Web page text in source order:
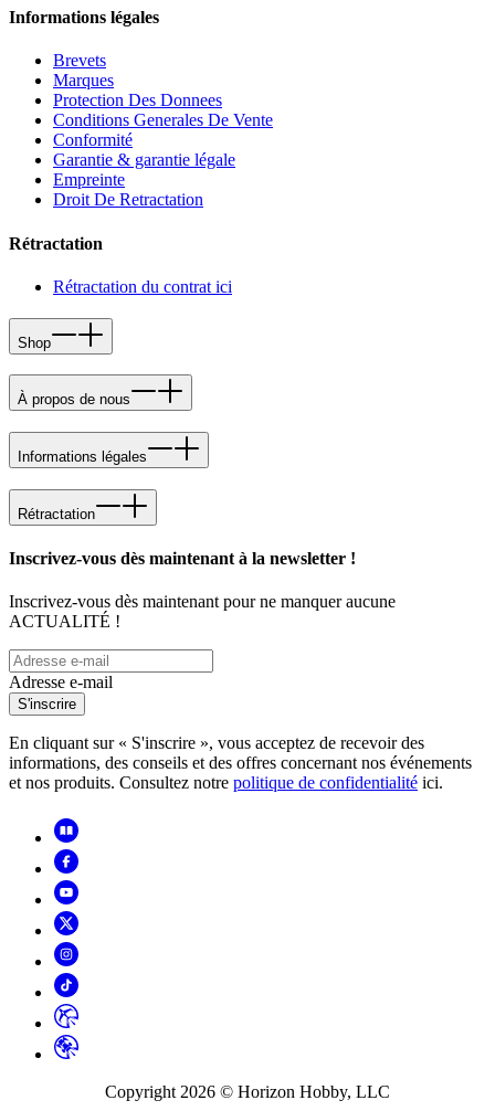
Informations légales
Brevets
Marques
Protection Des Donnees
Conditions Generales De Vente
Conformité
Garantie & garantie légale
Empreinte
Droit De Retractation
Rétractation
Rétractation du contrat ici
Shop
À propos de nous
Informations légales
Rétractation
Inscrivez-vous dès maintenant à la newsletter !
Inscrivez-vous dès maintenant pour ne manquer aucune
ACTUALITÉ !
Adresse e-mail
S'inscrire
En cliquant sur « S'inscrire », vous acceptez de recevoir des
informations, des conseils et des offres concernant nos événements
et nos produits. Consultez notre politique de confidentialité ici.
Copyright 2026 © Horizon Hobby, LLC